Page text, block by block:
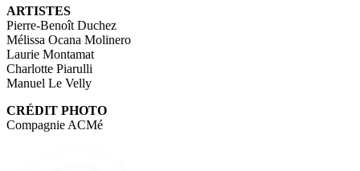
ARTISTES
Pierre-Benoît Duchez
Mélissa Ocana Molinero
Laurie Montamat
Charlotte Piarulli
Manuel Le Velly
CRÉDIT PHOTO
Compagnie ACMé